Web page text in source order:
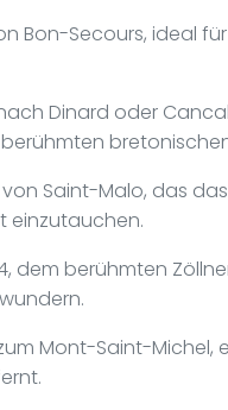
Bon-Secours, ideal
Dinard oder
von Saint-Malo, das
einzutauchen.
dem berühmten
Mont-Saint-Michel,